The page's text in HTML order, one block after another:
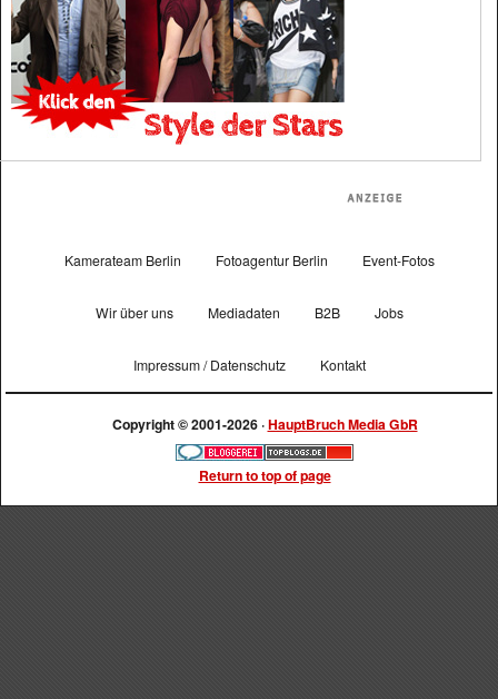
Kamerateam Berlin Fotoagentur Berlin Event-Fotos
Wir über uns Mediadaten B2B Jobs
Impressum / Datenschutz Kontakt
Copyright © 2001-2026 ·HauptBruch Media GbR
Return to top of page